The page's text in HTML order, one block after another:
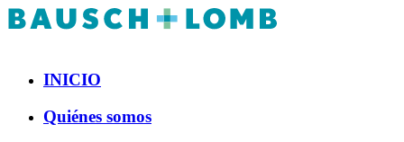
INICIO
Quiénes somos